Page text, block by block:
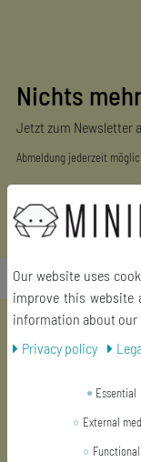
Nichts
Jetzt zum Newsletter
Abmeldung jederzeit
** This is a
Zahlungsarten
Our website uses
improve this website
information about our
Privacy policy
Essential
External
Functional